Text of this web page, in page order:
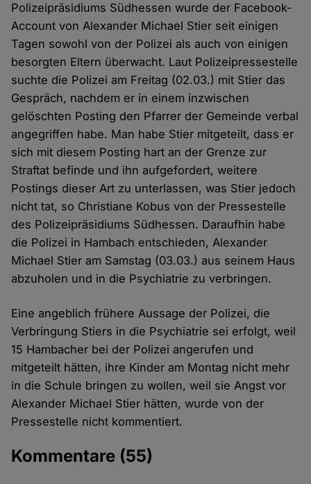
Polizeipräsidiums Südhessen wurde der Facebook-
Account von Alexander Michael Stier seit einigen
Tagen sowohl von der Polizei als auch von einigen
besorgten Eltern überwacht. Laut Polizeipressestelle
suchte die Polizei am Freitag (02.03.) mit Stier das
Gespräch, nachdem er in einem inzwischen
gelöschten Posting den Pfarrer der Gemeinde verbal
angegriffen habe. Man habe Stier mitgeteilt, dass er
sich mit diesem Posting hart an der Grenze zur
Straftat befinde und ihn aufgefordert, weitere
Postings dieser Art zu unterlassen, was Stier jedoch
nicht tat, so Christiane Kobus von der Pressestelle
des Polizeipräsidiums Südhessen. Daraufhin habe
die Polizei in Hambach entschieden, Alexander
Michael Stier am Samstag (03.03.) aus seinem Haus
abzuholen und in die Psychiatrie zu verbringen.
Eine angeblich frühere Aussage der Polizei, die
Verbringung Stiers in die Psychiatrie sei erfolgt, weil
15 Hambacher bei der Polizei angerufen und
mitgeteilt hätten, ihre Kinder am Montag nicht mehr
in die Schule bringen zu wollen, weil sie Angst vor
Alexander Michael Stier hätten, wurde von der
Pressestelle nicht kommentiert.
Kommentare (55)